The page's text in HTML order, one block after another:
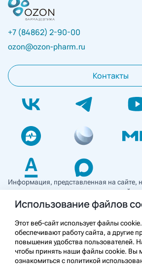
+7 (84862) 2-90-00
ozon@ozon-pharm.ru
Контакты
Информация, представленная на сайте,
использоваться для самостоятельной
и не может служить заменой очной
применением необходимо ознакомиться
с противопоказаниями препарата.
о лекарственных средствах
предназначена для медицинских и
работников.
Использование файлов
Этот веб-сайт использует файлы
обеспечивают работу сайта, а другие
повышения удобства пользователей.
чтобы принять наши файлы cookie. Вы
ознакомиться с политикой